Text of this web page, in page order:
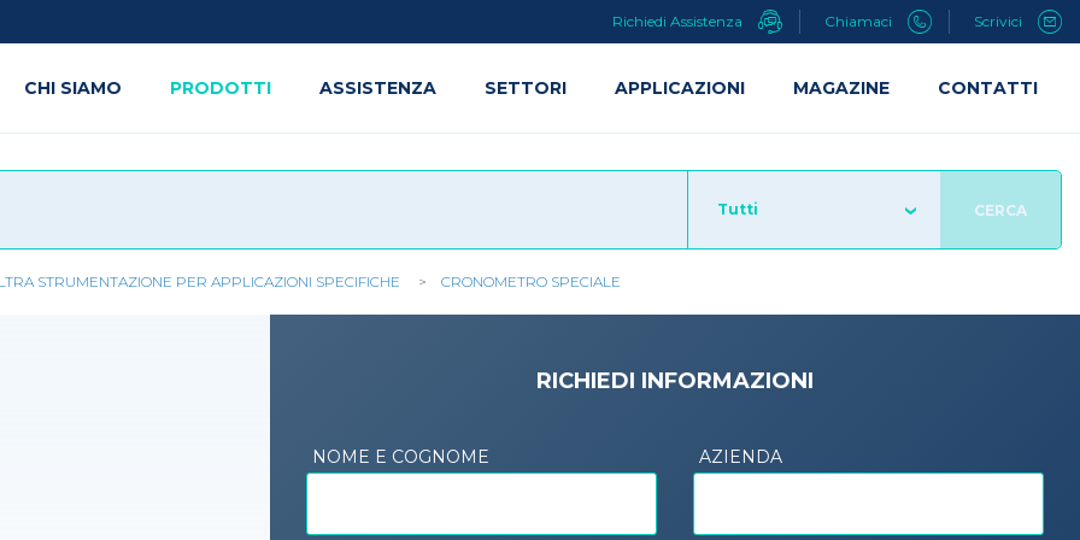
Tutti CERCA
STRUMENTAZIONE PER APPLICAZIONI SPECIFICHE CRONOMETRO SPECIALE
RICHIEDI INFORMAZIONI
NOME E COGNOME AZIENDA
Richiedi Assistenza Chiamaci Scrivici
CHI SIAMO PRODOTTI ASSISTENZA SETTORI APPLICAZIONI MAGAZINE CONTATTI